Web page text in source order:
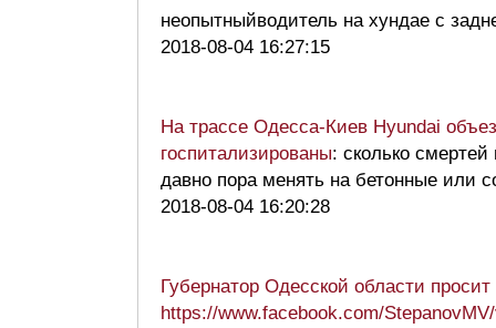
неопытныйводитель на хундае с
2018-08-04 16:27:15
На трассе Одесса-Киев Hyundai
госпитализированы: сколько
давно пора менять на бетонные или
2018-08-04 16:20:28
Губернатор Одесской области
https://www.facebook.com/